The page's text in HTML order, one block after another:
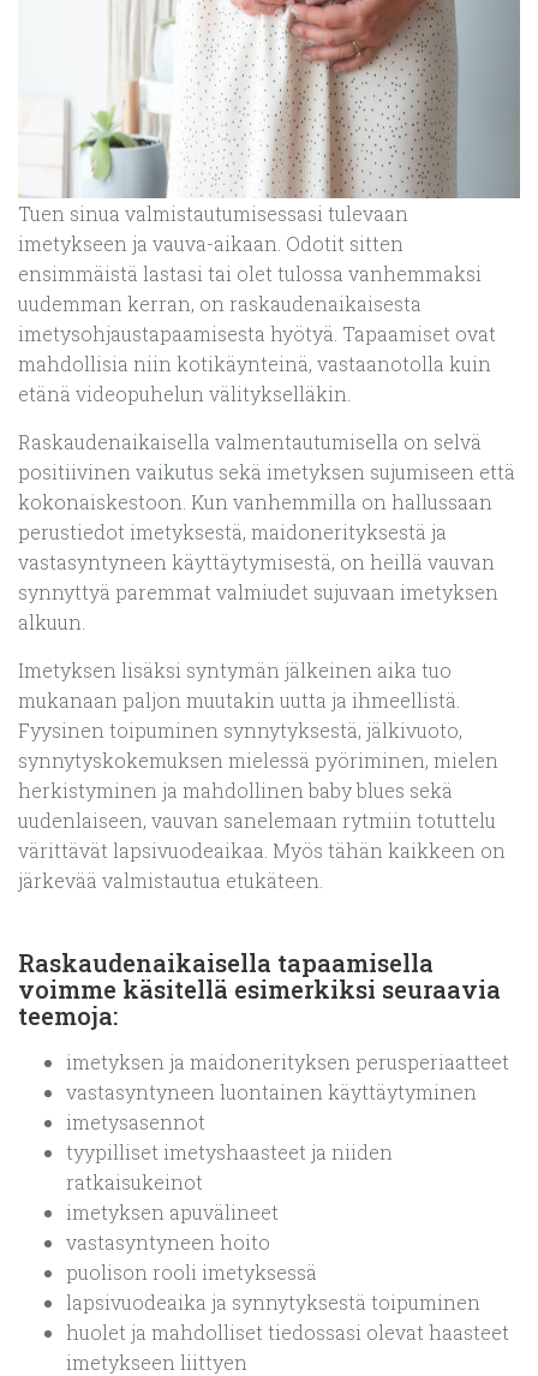
Tuen sinua valmistautumisessasi tulevaan
imetykseen ja vauva-aikaan. Odotit sitten
ensimmäistä lastasi tai olet tulossa vanhemmaksi
uudemman kerran, on raskaudenaikaisesta
imetysohjaustapaamisesta hyötyä. Tapaamiset ovat
mahdollisia niin kotikäynteinä, vastaanotolla kuin
etänä videopuhelun välitykselläkin.
Raskaudenaikaisella valmentautumisella on selvä
positiivinen vaikutus sekä imetyksen sujumiseen että
kokonaiskestoon. Kun vanhemmilla on hallussaan
perustiedot imetyksestä, maidonerityksestä ja
vastasyntyneen käyttäytymisestä, on heillä vauvan
synnyttyä paremmat valmiudet sujuvaan imetyksen
alkuun.
Imetyksen lisäksi syntymän jälkeinen aika tuo
mukanaan paljon muutakin uutta ja ihmeellistä.
Fyysinen toipuminen synnytyksestä, jälkivuoto,
synnytyskokemuksen mielessä pyöriminen, mielen
herkistyminen ja mahdollinen baby blues sekä
uudenlaiseen, vauvan sanelemaan rytmiin totuttelu
värittävät lapsivuodeaikaa. Myös tähän kaikkeen on
järkevää valmistautua etukäteen.
Raskaudenaikaisella tapaamisella
voimme käsitellä esimerkiksi seuraavia
teemoja:
imetyksen ja maidonerityksen perusperiaatteet
vastasyntyneen luontainen käyttäytyminen
imetysasennot
tyypilliset imetyshaasteet ja niiden
ratkaisukeinot
imetyksen apuvälineet
vastasyntyneen hoito
puolison rooli imetyksessä
lapsivuodeaika ja synnytyksestä toipuminen
huolet ja mahdolliset tiedossasi olevat haasteet
imetykseen liittyen